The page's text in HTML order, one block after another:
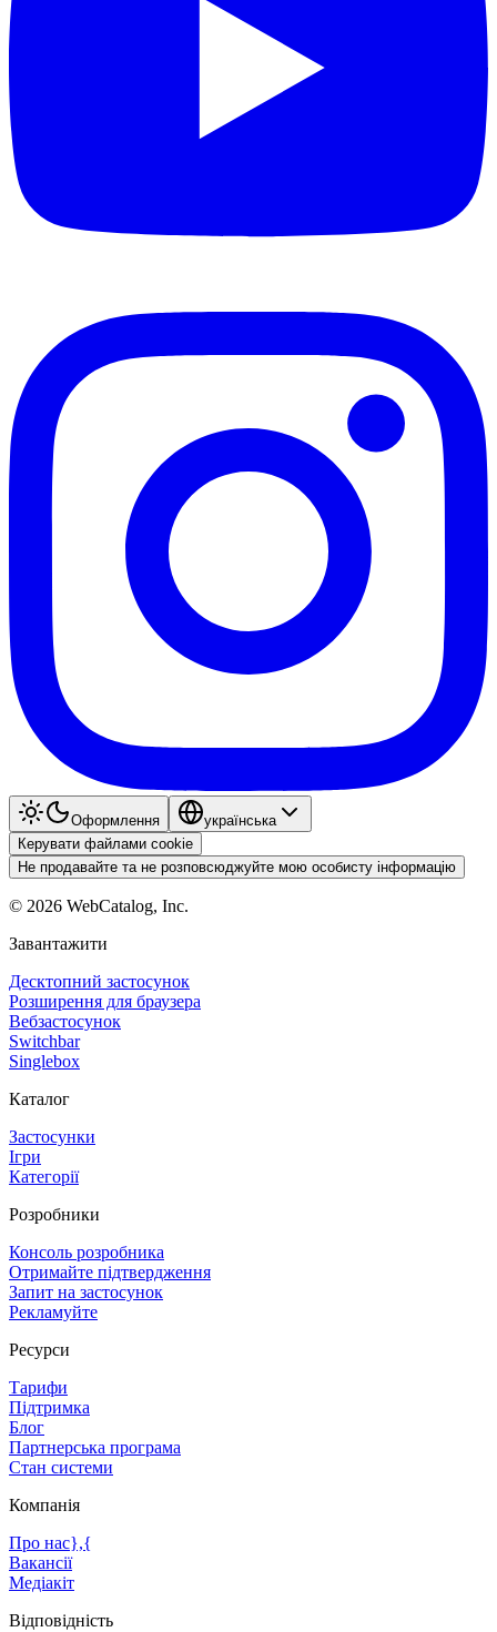
Оформлення
українська
Керувати файлами cookie
Не продавайте та не розповсюджуйте мою особисту інформацію
© 2026 WebCatalog, Inc.
Завантажити
Десктопний застосунок
Розширення для браузера
Вебзастосунок
Switchbar
Singlebox
Каталог
Застосунки
Ігри
Категорії
Розробники
Консоль розробника
Отримайте підтвердження
Запит на застосунок
Рекламуйте
Ресурси
Тарифи
Підтримка
Блог
Партнерська програма
Стан системи
Компанія
Про нас},{
Вакансії
Медіакіт
Відповідність